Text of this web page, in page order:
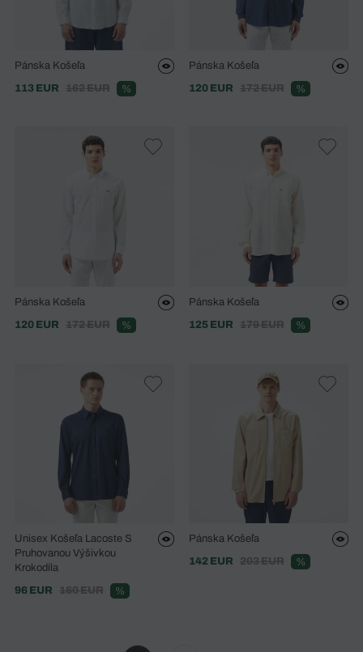
Pánska Košeľa
113 EUR
162 EUR %
Pánska Košeľa
120 EUR
172 EUR %
Pánska Košeľa
120 EUR
172 EUR %
Pánska Košeľa
125 EUR
179 EUR %
Unisex Košeľa Lacoste S
Pruhovanou Výšivkou
Krokodíla
96 EUR
160 EUR %
Pánska Košeľa
142 EUR
203 EUR %